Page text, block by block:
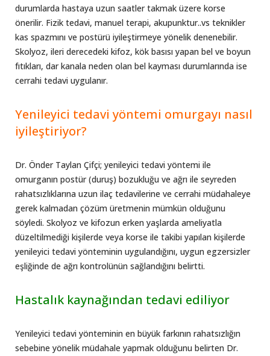
durumlarda hastaya uzun saatler takmak üzere korse
önerilir. Fizik tedavi, manuel terapi, akupunktur..vs teknikler
kas spazmını ve postürü iyileştirmeye yönelik denenebilir.
Skolyoz, ileri derecedeki kifoz, kök basısı yapan bel ve boyun
fıtıkları, dar kanala neden olan bel kayması durumlarında ise
cerrahi tedavi uygulanır.
Yenileyici tedavi yöntemi omurgayı nasıl
iyileştiriyor?
Dr. Önder Taylan Çifçi; yenileyici tedavi yöntemi ile
omurganın postür (duruş) bozukluğu ve ağrı ile seyreden
rahatsızlıklarına uzun ilaç tedavilerine ve cerrahi müdahaleye
gerek kalmadan çözüm üretmenin mümkün olduğunu
söyledi. Skolyoz ve kifozun erken yaşlarda ameliyatla
düzeltilmediği kişilerde veya korse ile takibi yapılan kişilerde
yenileyici tedavi yönteminin uygulandığını, uygun egzersizler
eşliğinde de ağrı kontrolünün sağlandığını belirtti.
Hastalık kaynağından tedavi ediliyor
Yenileyici tedavi yönteminin en büyük farkının rahatsızlığın
sebebine yönelik müdahale yapmak olduğunu belirten Dr.